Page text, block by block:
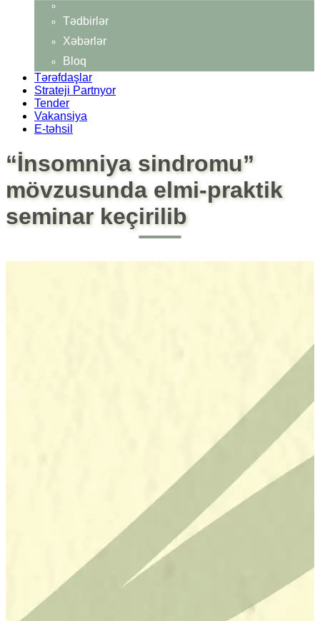
Tədbirlər
Xəbərlər
Bloq
Tərəfdaşlar
Strateji Partnyor
Tender
Vakansiya
E-təhsil
“İnsomniya sindromu”
mövzusunda elmi-praktik
seminar keçirilib